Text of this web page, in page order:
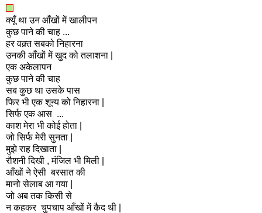
क्यूँ था उन आँखों में खालीपन
कुछ पाने की चाह ...
हर वक़्त सबको निहारना
उनकी आँखों में खुद को तलाशना |
एक अकेलापन
कुछ पाने की चाह
सब कुछ था उसके पास
फिर भी एक शून्य को निहारना |
सिर्फ एक आस ...
काश मेरा भी कोई होता |
जो सिर्फ मेरी सुनता |
मुझे राह दिखाता |
रौशनी दिखी , मंजिल भी मिली |
आँखों ने ऐसी बरसात की
मानो सेलाब आ गया |
जो अब तक किसी से
न कहकर चुपचाप आँखों में कैद थी |